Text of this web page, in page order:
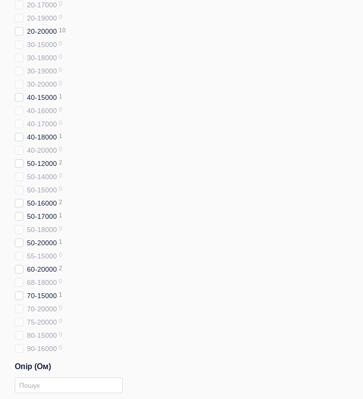
20-17000 0
20-19000 0
20-20000 10
30-15000 0
30-18000 0
30-19000 0
30-20000 0
40-15000 1
40-16000 0
40-17000 0
40-18000 1
40-20000 0
50-12000 2
50-14000 0
50-15000 0
50-16000 2
50-17000 1
50-18000 0
50-20000 1
55-15000 0
60-20000 2
68-18000 0
70-15000 1
70-20000 0
75-20000 0
80-15000 0
90-16000 0
Опір (Ом)